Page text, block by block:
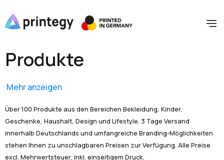
Produkte
Mehr anzeigen
Über 100 Produkte aus den Bereichen Bekleidung, Kinder,
Geschenke, Haushalt, Design und Lifestyle. 3 Tage Versand
innerhalb Deutschlands und umfangreiche Branding-Möglichkeiten
stehen Ihnen zu unschlagbaren Preisen zur Verfügung. Alle Preise
excl. Mehrwertsteuer, inkl. einseitigem Druck.